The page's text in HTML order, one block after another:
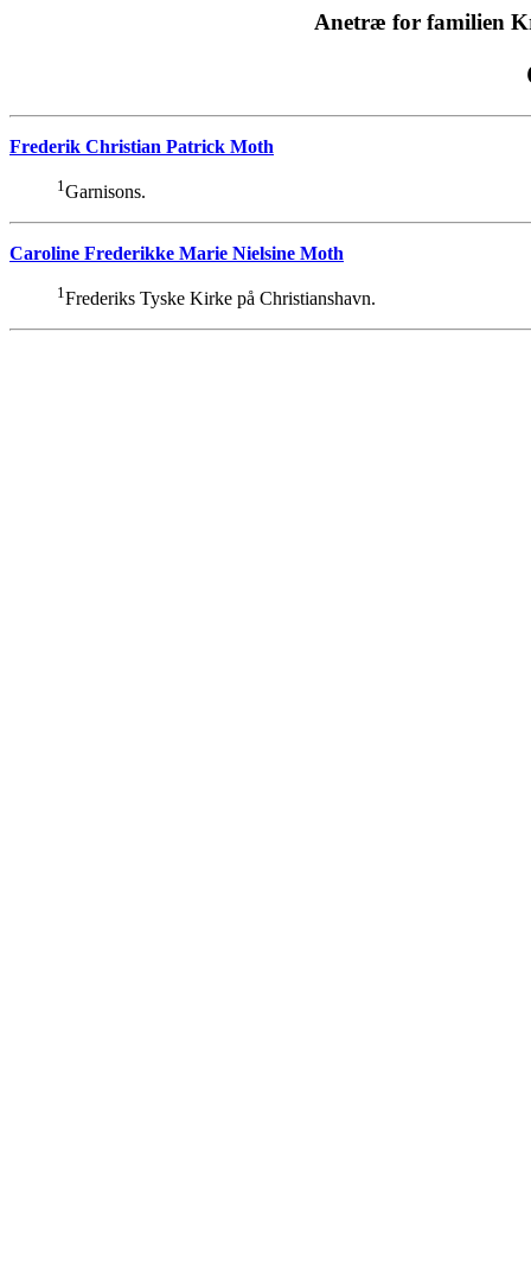
Anetræ for familien
Frederik Christian Patrick Moth
1 Garnisons.
Caroline Frederikke Marie Nielsine Moth
1Frederiks Tyske Kirke på Christianshavn.